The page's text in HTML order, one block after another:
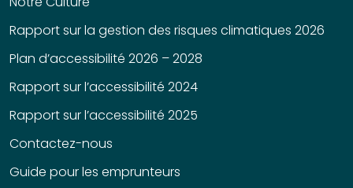
Rapport sur la gestion des risques climatiques 2026
Plan d’accessibilité 2026 – 2028
Rapport sur l’accessibilité 2024
Rapport sur l’accessibilité 2025
Contactez-nous
Guide pour les emprunteurs